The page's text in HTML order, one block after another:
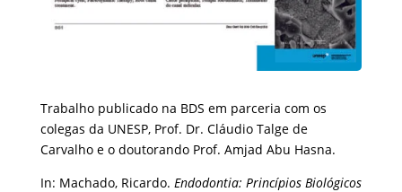
Trabalho publicado na BDS em parceria com os
colegas da UNESP, Prof. Dr. Cláudio Talge de
Carvalho e o doutorando Prof. Amjad Abu Hasna.
In: Machado, Ricardo. Endodontia: Princípios Biológicos